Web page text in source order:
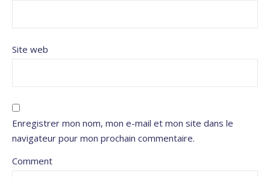
Site web
Enregistrer mon nom, mon e-mail et mon site dans le
navigateur pour mon prochain commentaire.
Comment